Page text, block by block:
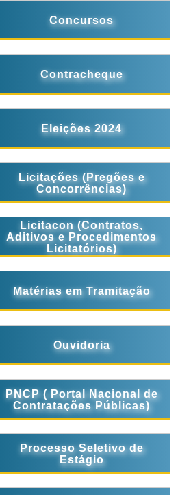
Concursos
Contracheque
Eleições 2024
Licitações (Pregões e
Concorrências)
Licitacon (Contratos,
Aditivos e Procedimentos
Licitatórios)
Matérias em Tramitação
Ouvidoria
PNCP ( Portal Nacional de
Contratações Públicas)
Processo Seletivo de
Estágio